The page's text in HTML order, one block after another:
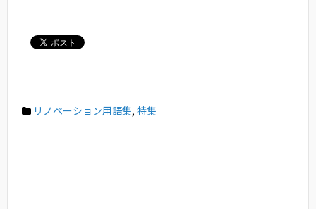
リノベーション用語集, 特集